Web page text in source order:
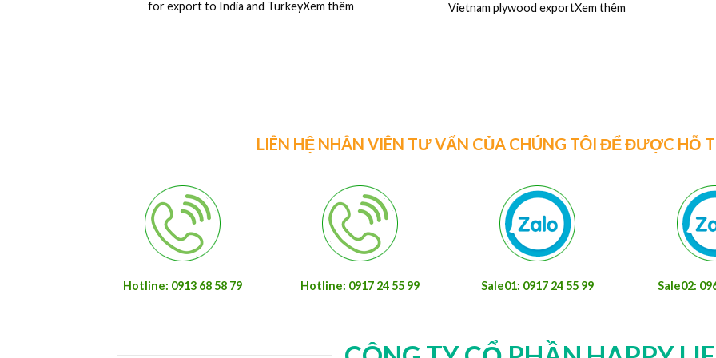
2440
Nhà Máy ván coppha phủ phim, coppha cột dầm
LIÊN HỆ NHÂN VIÊN TƯ VẤN CỦA CHÚNG TÔI ĐỂ ĐƯỢC HỖ
Hotline: 0913 68 58 79 Hotline: 0917 24 55 99 Sale01: 0917 24 55 99 Sale02: